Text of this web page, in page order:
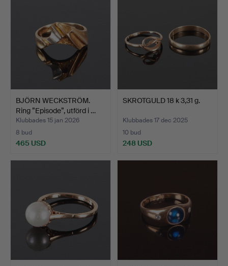
BJÖRN WECKSTRÖM.
Ring ”Episode”, utförd i …
Klubbades 15 jan 2026
8 bud
465 USD
SKROTGULD 18 k 3,31 g.
Klubbades 17 dec 2025
10 bud
248 USD